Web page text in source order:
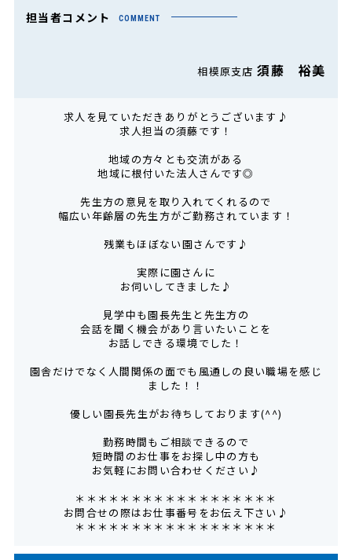
担当者コメント COMMENT
相模原支店須藤 裕美
求人を見ていただきありがとうございます♪
求人担当の須藤です！
地域の方々とも交流がある
地域に根付いた法人さんです◎
先生方の意見を取り入れてくれるので
幅広い年齢層の先生方がご勤務されています！
残業もほぼない園さんです♪
実際に園さんに
お伺いしてきました♪
見学中も園長先生と先生方の
会話を聞く機会があり言いたいことを
お話しできる環境でした！
園舎だけでなく人間関係の面でも風通しの良い職場を感じ
ました！！
優しい園長先生がお待ちしております(^^)
勤務時間もご相談できるので
短時間のお仕事をお探し中の方も
お気軽にお問い合わせください♪
＊＊＊＊＊＊＊＊＊＊＊＊＊＊＊＊＊＊
お問合せの際はお仕事番号をお伝え下さい♪
＊＊＊＊＊＊＊＊＊＊＊＊＊＊＊＊＊＊